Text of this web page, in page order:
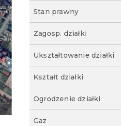
Stan prawny
Zagosp. działki
Ukształtowanie działki
Kształt działki
Ogrodzenie działki
Gaz